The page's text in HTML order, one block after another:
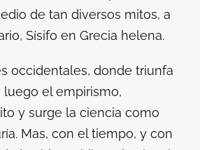
de tan diversos mitos, a
Sísifo en Grecia helena.
occidentales, donde triunfa
el empirismo,
y surge la ciencia como
Mas, con el tiempo, y con